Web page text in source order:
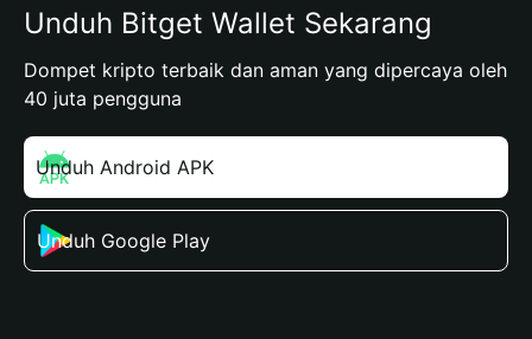
Unduh Bitget Wallet Sekarang
Dompet kripto terbaik dan aman yang dipercaya oleh
40 juta pengguna
Unduh Android APK
Unduh Google Play